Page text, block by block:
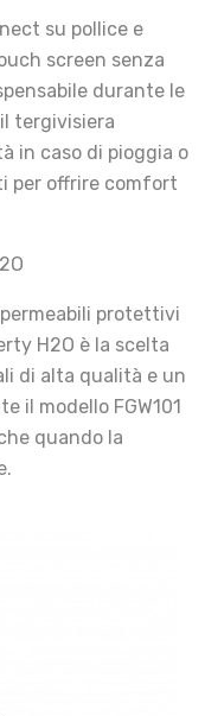
su pollice e
screen senza
durante le
tergivisiera
in caso di pioggia o
per offrire comfort
protettivi
H2O è la scelta
di alta qualità e un
il modello FGW101
quando la